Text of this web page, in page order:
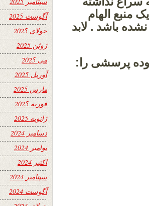
منبع الهام
باشد . لابد
پرسشی را:
آگوست 2025
جولای 2025
ژوئن 2025
می 2025
آوریل 2025
مارس 2025
فوریه 2025
ژانویه 2025
دسامبر 2024
نوامبر 2024
اکتبر 2024
سپتامبر 2024
آگوست 2024